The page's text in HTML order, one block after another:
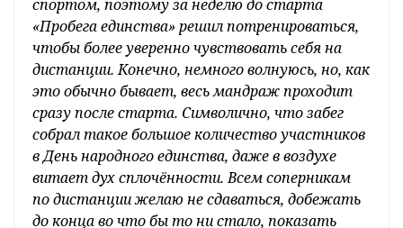
С приветственным словом к участникам
забега обратилась также мастер спорта
международного класса, чьё имя внесено в
Книгу славы города Гродно, бронзовый
призёр Паралимпийских игр 2004 и 2012
годов, многократный призёр чемпионатов
мира и Европы по лёгкой атлетике Анна
Канюк.